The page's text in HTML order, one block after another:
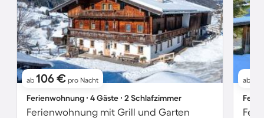
ab 106 € pro Nacht
Ferienwohnung ∙ 4 Gäste ∙ 2 Schlafzimmer
Ferienwohnung mit Grill und Garten
ab